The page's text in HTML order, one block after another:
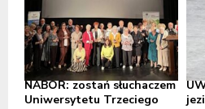
NABÓR: zostań słuchaczem
Uniwersytetu Trzeciego